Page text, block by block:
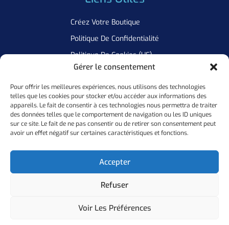
Gérer le consentement
Pour offrir les meilleures expériences, nous utilisons des technologies
telles que les cookies pour stocker et/ou accéder aux informations des
appareils. Le fait de consentir à ces technologies nous permettra de traiter
des données telles que le comportement de navigation ou les ID uniques
sur ce site. Le fait de ne pas consentir ou de retirer son consentement peut
avoir un effet négatif sur certaines caractéristiques et fonctions.
Accepter
Refuser
Voir Les Préférences
Créez Votre Boutique
Politique De Confidentialité
Politique De Cookies (UE)
Newsletter
Inscrivez Vous A Notre Newsletter Pour Ne Manquer Aucune De
Nos Offres
Ok
Personal Flocker • Website By Elixir Lab